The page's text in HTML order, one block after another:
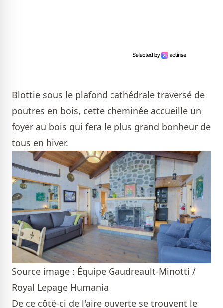
Blottie sous le plafond cathédrale traversé de
poutres en bois, cette cheminée accueille un
foyer au bois qui fera le plus grand bonheur de
tous en hiver.
Source image : Équipe Gaudreault-Minotti /
Royal Lepage Humania
De ce côté-ci de l'aire ouverte se trouvent le